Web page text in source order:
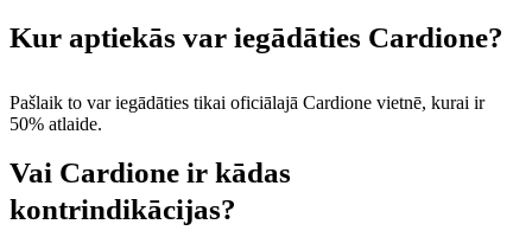
Kur aptiekās var iegādāties Cardione?
Pašlaik to var iegādāties tikai oficiālajā Cardione vietnē, kurai ir
50% atlaide.
Vai Cardione ir kādas
kontrindikācijas?